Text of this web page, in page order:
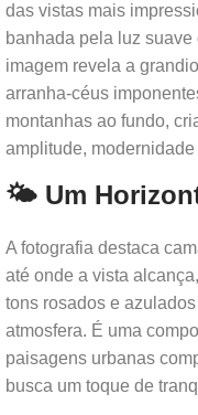
das vistas mais
banhada pela luz suave
imagem revela a
arranha-céus
montanhas ao fundo,
amplitude,
🌤 Um
A fotografia destaca
até onde a vista
tons rosados e
atmosfera. É uma
paisagens urbanas
busca um toque de